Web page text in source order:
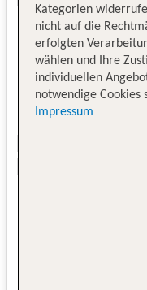
Kategorien
nicht auf die
erfolgten
wählen und Ihre
individuellen
notwendige Cookies
Impressum